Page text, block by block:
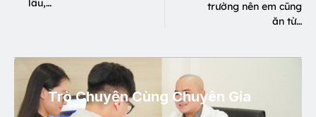
lâu,…
trường nên em cũng
ăn từ…
Trò Chuyện Cùng Chuyên Gia